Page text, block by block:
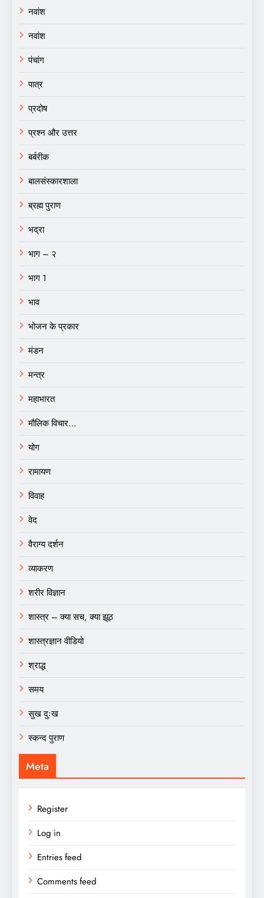
नवांश
नवांश
पंचांग
पात्र
प्रदोष
प्रश्न और उत्तर
बर्बरीक
बालसंस्कारशाला
ब्रह्म पुराण
भद्रा
भाग – २
भाग 1
भाव
भोजन के प्रकार
मंडन
मन्त्र
महाभारत
मौलिक विचार…
योग
रामायण
विवाह
वेद
वैराग्य दर्शन
व्याकरण
शरीर विज्ञान
शास्त्र – क्या सच, क्या झूठ
शास्त्रज्ञान वीडियो
श्राद्ध
समय
सुख दुःख
स्कन्द पुराण
Meta
Register
Log in
Entries feed
Comments feed